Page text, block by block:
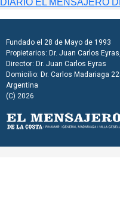
Propietarios: Dr. Juan Carlos
Director: Dr. Juan Carlos Eyras
Domicilio: Dr. Carlos Madariaga
Argentina
(C) 2026